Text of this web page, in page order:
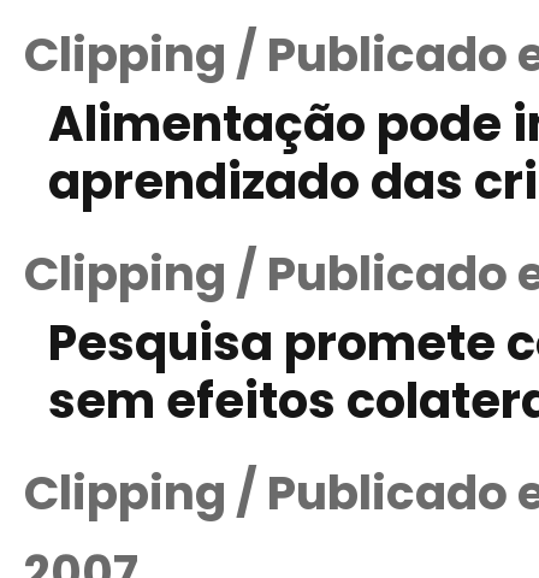
Clipping / Publicado
Alimentação pode
aprendizado das
Clipping / Publicado
Pesquisa promete
sem efeitos
Clipping / Publicado